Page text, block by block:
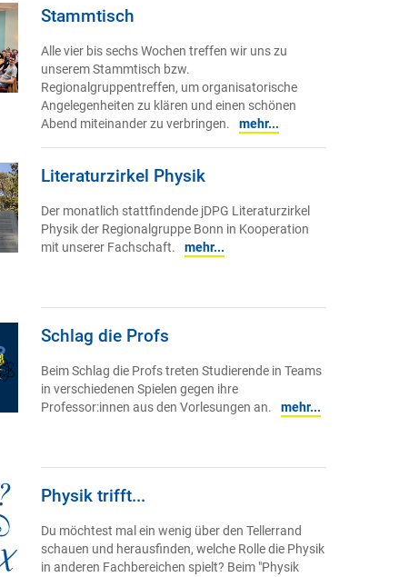
Stammtisch
Alle vier bis sechs Wochen treffen wir uns zu
unserem Stammtisch bzw.
Regionalgruppentreffen, um organisatorische
Angelegenheiten zu klären und einen schönen
Abend miteinander zu verbringen.
mehr...
Literaturzirkel Physik
Der monatlich stattfindende jDPG Literaturzirkel
Physik der Regionalgruppe Bonn in Kooperation
mit unserer Fachschaft.
mehr...
Schlag die Profs
Beim Schlag die Profs treten Studierende in Teams
in verschiedenen Spielen gegen ihre
Professor:innen aus den Vorlesungen an.
mehr...
Physik trifft...
Du möchtest mal ein wenig über den Tellerrand
schauen und herausfinden, welche Rolle die Physik
in anderen Fachbereichen spielt? Beim "Physik